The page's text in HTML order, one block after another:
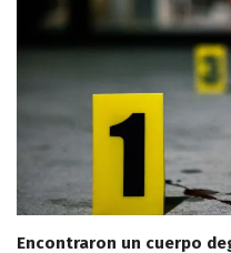
Encontraron un cuerpo